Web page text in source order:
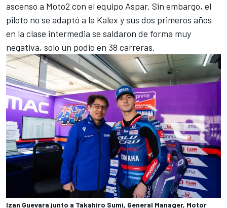
ascenso a Moto2 con el equipo Aspar. Sin embargo, el
piloto no se adaptó a la Kalex y sus dos primeros años
en la clase intermedia se saldaron de forma muy
negativa, solo un podio en 38 carreras.
Izan Guevara junto a Takahiro Sumi, General Manager, Motor